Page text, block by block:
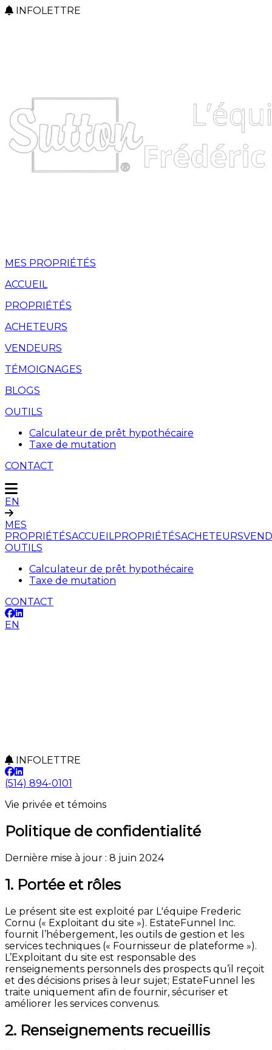
INFOLETTRE
MES PROPRIÉTÉS
ACCUEIL
PROPRIÉTÉS
ACHETEURS
VENDEURS
TÉMOIGNAGES
BLOGS
OUTILS
Calculateur de prêt hypothécaire
Taxe de mutation
CONTACT
EN
MES
PROPRIÉTÉSACCUEILPROPRIÉTÉSACHETEURS
OUTILS
Calculateur de prêt hypothécaire
Taxe de mutation
CONTACT
EN
INFOLETTRE
(514) 894-0101
Vie privée et témoins
Politique de confidentialité
Dernière mise à jour : 8 juin 2024
1. Portée et rôles
Le présent site est exploité par L'équipe Frederic
Cornu (« Exploitant du site »). EstateFunnel Inc.
fournit l’hébergement, les outils de gestion et les
services techniques (« Fournisseur de plateforme »).
L’Exploitant du site est responsable des
renseignements personnels des prospects qu’il reçoit
et des décisions prises à leur sujet; EstateFunnel les
traite uniquement afin de fournir, sécuriser et
améliorer les services convenus.
2. Renseignements recueillis